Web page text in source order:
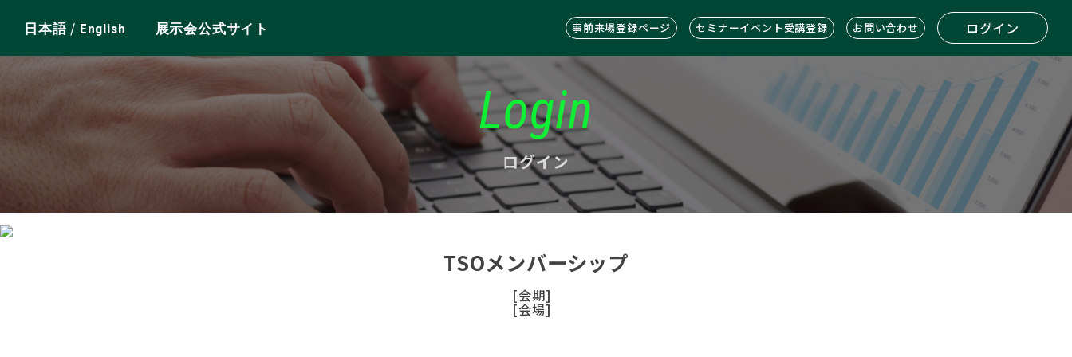
日本語/ English 展示会公式サイト 事前来場登録ページ セミナーイベント受講登録 お問い合わせ ログイン
Login
ログイン
TSOメンバーシップ
[会期]
[会場]